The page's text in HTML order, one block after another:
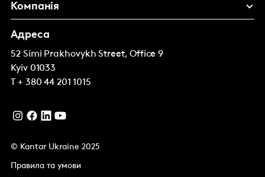
Компанія
Адреса
52 Simi Prakhovykh Street, Office 9
Kyiv 01033
T + 380 44 201 1015
© Kantar Ukraine 2025
Правила та умови